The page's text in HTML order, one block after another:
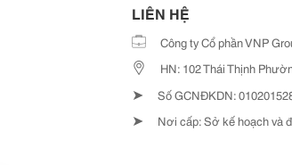
LIÊN HỆ
Công ty Cổ phần VNP
HN: 102 Thái Thịnh
➤ Số GCNĐKDN:
➤ Nơi cấp: Sở kế hoạch và